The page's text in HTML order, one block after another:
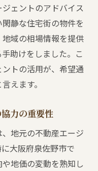
ェントのアドバイス
静な住宅街の物件を
域の相場情報を提供
助けをしました。こ
トの活用が、希望通
えます。
力の重要性
地元の不動産エージ
大阪府泉佐野市で
地価の変動を熟知し